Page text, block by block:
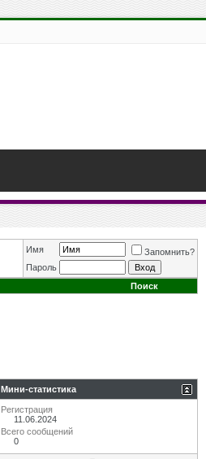
Имя
Запомнить?
Пароль
Поиск
Мини-статистика
Регистрация
11.06.2024
Всего сообщений
0